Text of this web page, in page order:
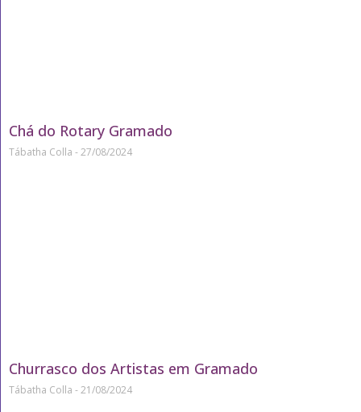
Chá do Rotary Gramado
Tábatha Colla 27/08/2024
Churrasco dos Artistas em Gramado
Tábatha Colla 21/08/2024